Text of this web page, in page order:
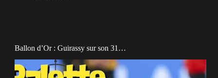
Ballon d’Or : Guirassy sur son 31…